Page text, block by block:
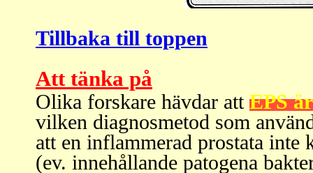
Tillbaka till toppen
Att tänka på
Olika forskare hävdar att EPS
vilken diagnosmetod som
att en inflammerad prostata inte
(ev. innehållande patogena